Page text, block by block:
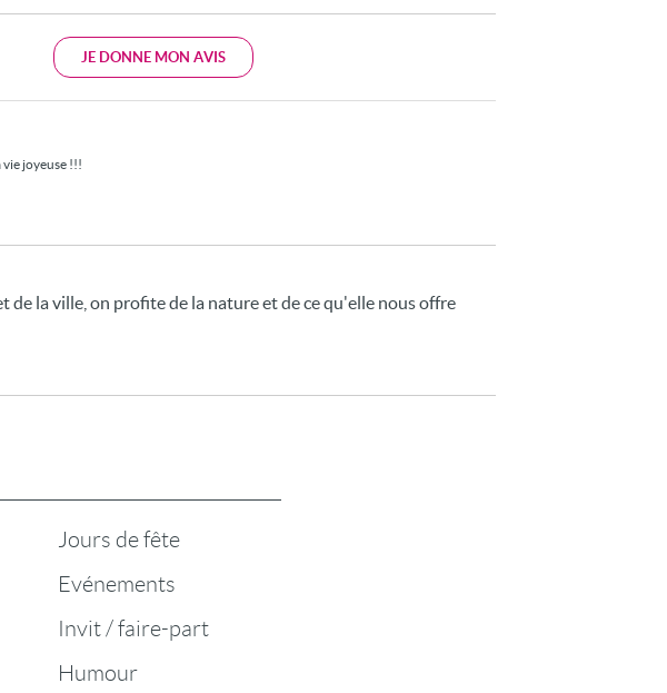
JE DONNE MON AVIS
joyeuse !!!
la ville, on profite de la nature et de ce qu'elle nous offre
Jours de fête
Evénements
Invit / faire-part
Humour